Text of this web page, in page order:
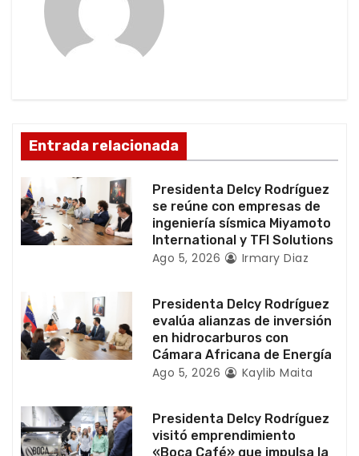
d
e
e
n
r
a
a
s
Entrada relacionada
Presidenta Delcy Rodríguez
se reúne con empresas de
ingeniería sísmica Miyamoto
International y TFI Solutions
Ago 5, 2026 Irmary Diaz
Presidenta Delcy Rodríguez
evalúa alianzas de inversión
en hidrocarburos con
Cámara Africana de Energía
Ago 5, 2026 Kaylib Maita
Presidenta Delcy Rodríguez
visitó emprendimiento
«Boca Café» que impulsa la